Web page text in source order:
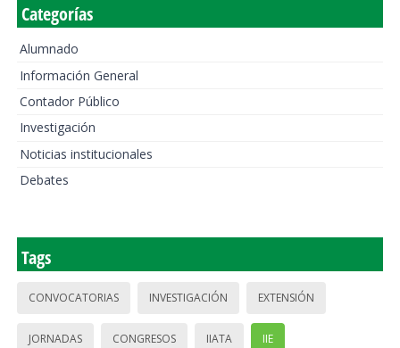
Categorías
Alumnado
Información General
Contador Público
Investigación
Noticias institucionales
Debates
Tags
CONVOCATORIAS INVESTIGACIÓN EXTENSIÓN
JORNADAS CONGRESOS IIATA IIE